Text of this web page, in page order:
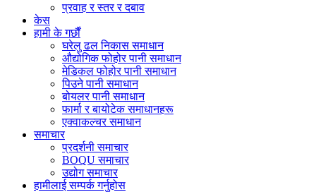
प्रवाह र स्तर र दबाव
केस
हामी के गर्छौं
घरेलु ढल निकास समाधान
औद्योगिक फोहोर पानी समाधान
मेडिकल फोहोर पानी समाधान
पिउने पानी समाधान
बोयलर पानी समाधान
फार्मा र बायोटेक समाधानहरू
एक्वाकल्चर समाधान
समाचार
प्रदर्शनी समाचार
BOQU समाचार
उद्योग समाचार
हामीलाई सम्पर्क गर्नुहोस